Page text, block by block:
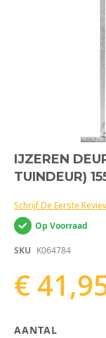
Ga
naar
het
van
de
afbeeldingen-
IJZEREN
TUINDEUR)
Schrijf De Eerste
Op Voorraad
SKU K064784
€
AANTAL